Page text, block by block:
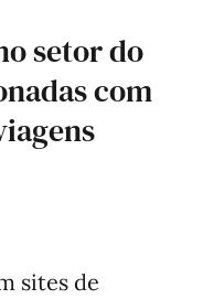
setor do
com
sites de